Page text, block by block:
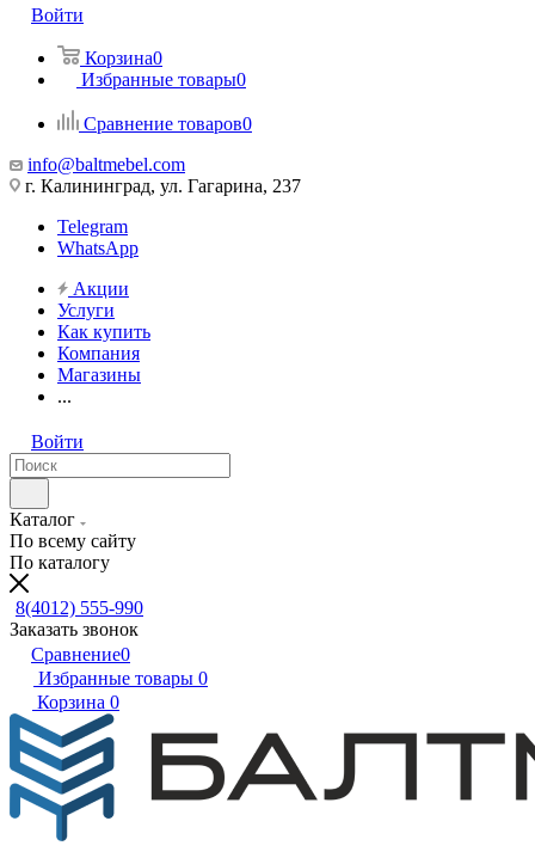
Войти
Корзина0
Избранные товары0
Сравнение товаров0
info@baltmebel.com
г. Калининград, ул. Гагарина, 237
Telegram
WhatsApp
Акции
Услуги
Как купить
Компания
Магазины
...
Войти
Каталог
По всему сайту
По каталогу
8(4012) 555-990
Заказать звонок
Сравнение0
Избранные товары 0
Корзина 0